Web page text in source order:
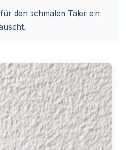
den schmalen Taler ein